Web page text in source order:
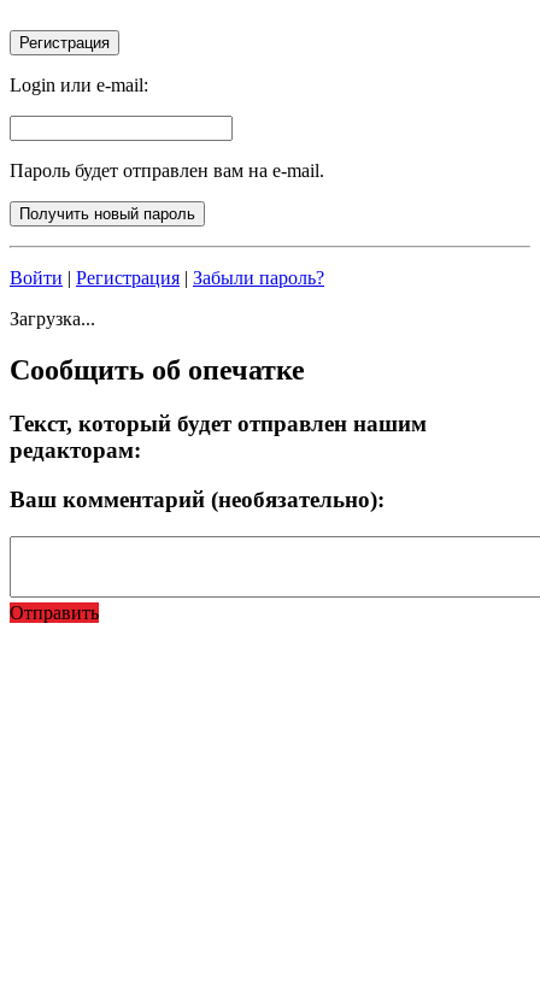
Login или e-mail:
Пароль будет отправлен вам на e-mail.
Войти | Регистрация | Забыли пароль?
Загрузка...
Сообщить об опечатке
Текст, который будет отправлен нашим
редакторам:
Ваш комментарий (необязательно):
Отправить